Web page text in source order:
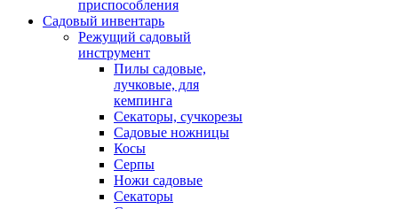
приспособления
Садовый инвентарь
Режущий садовый
инструмент
Пилы садовые,
лучковые, для
кемпинга
Секаторы, сучкорезы
Садовые ножницы
Косы
Серпы
Ножи садовые
Секаторы